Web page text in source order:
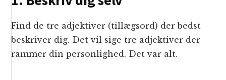
Find de tre adjektiver (tillægsord) der bedst
beskriver dig. Det vil sige tre adjektiver der
rammer din personlighed. Det var alt.